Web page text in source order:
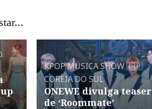
KPOPMÚSICASHOW🇰🇷
COREIA DO SUL
ONEWE divulga teaser
de ‘Roommate’